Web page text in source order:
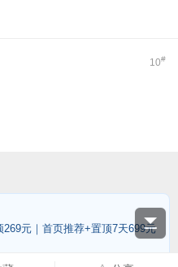
10#
元｜首页推荐+置顶7天699元